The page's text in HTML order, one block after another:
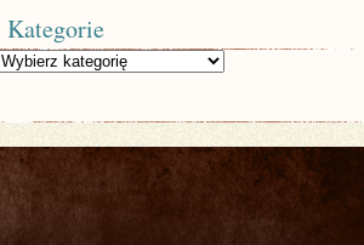
Kategorie
Kategorie